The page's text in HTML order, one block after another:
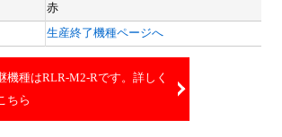
赤
生産終了機種ページへ
機種はRLR-M2-Rです。詳しく
ちら